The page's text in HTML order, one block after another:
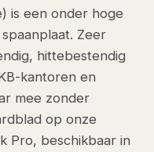
is een onder hoge
Zeer
hittebestendig
kantoren en
mee zonder
op onze
Pro, beschikbaar in